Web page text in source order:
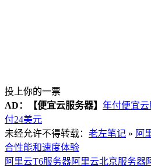
投上你的一票
AD：
【便宜云服务器】 年付便宜云
付24美元
未经允许不得转载： 老左笔记 » 阿
合性能和速度体验
阿里云T6服务器阿里云北京服务器